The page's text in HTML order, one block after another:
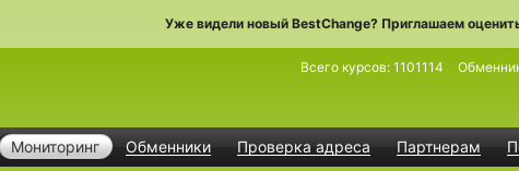
Уже видели новый BestChange? Приглашаем
Мониторинг Обменники Проверка адреса Партнерам
Всего курсов: 1101114